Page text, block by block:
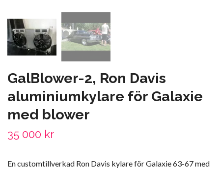
GalBlower-2, Ron Davis
aluminiumkylare för Galaxie
med blower
35 000 kr
En customtillverkad Ron Davis kylare för Galaxie 63-67 med